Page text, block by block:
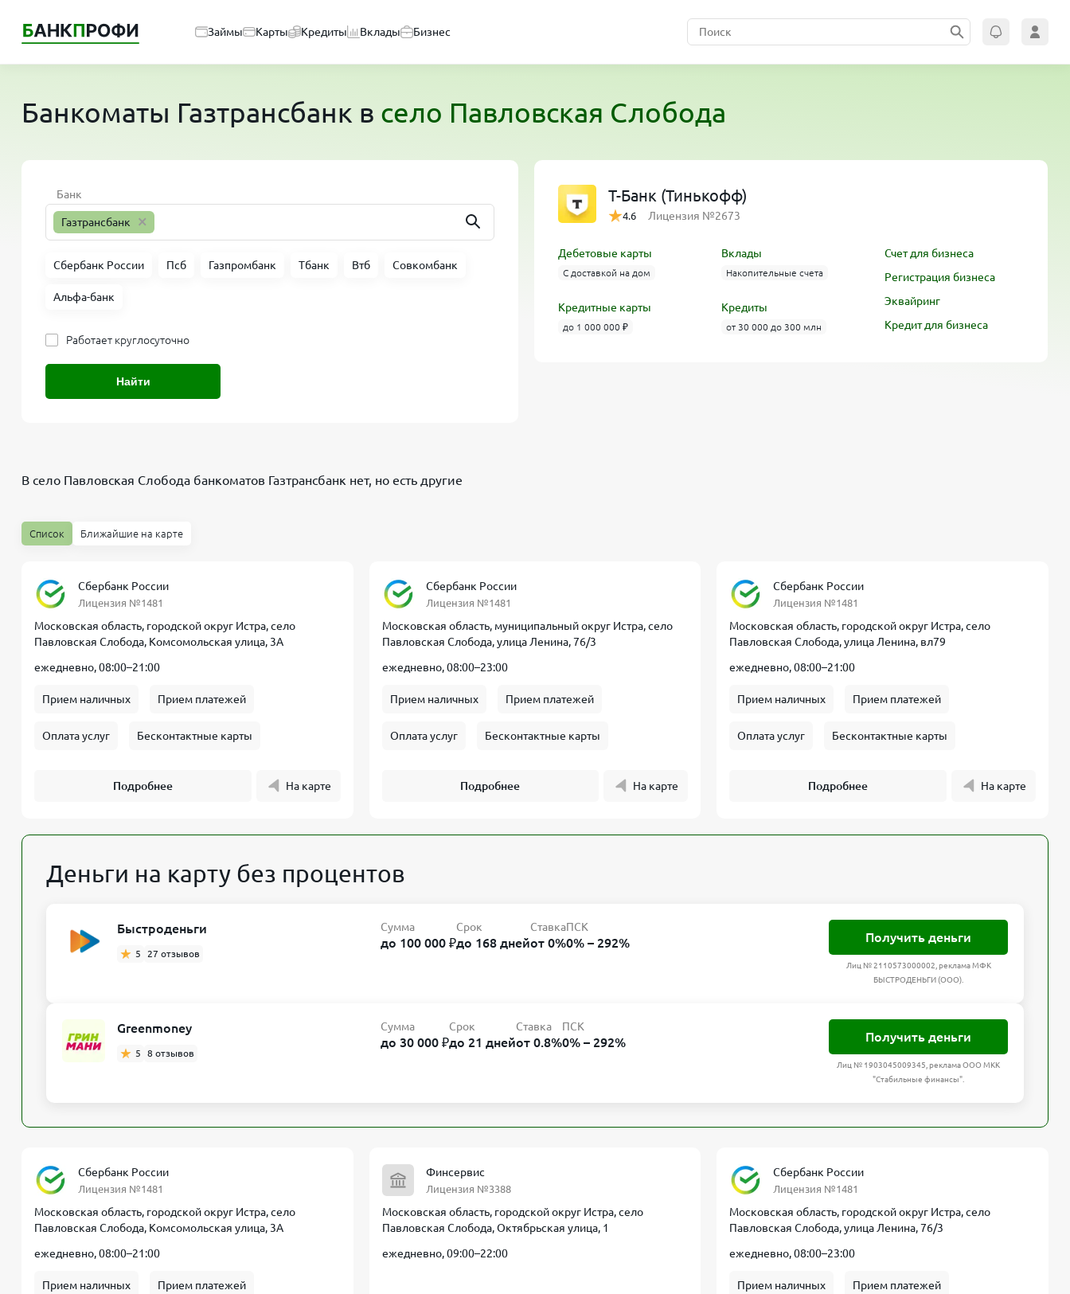
Займы Карты Кредиты Вклады Бизнес
Банкоматы Газтрансбанк в село Павловская Слобода
Банк
Газтрансбанк ×
Сбербанк России Псб Газпромбанк Тбанк Втб Совкомбанк
Альфа-банк
Работает круглосуточно
Найти
Т-Банк (Тинькофф)
4.6 Лицензия №2673
Дебетовые карты
С доставкой на дом
Кредитные карты
до 1 000 000 ₽
Вклады
Накопительные счета
Кредиты
от 30 000 до 300 млн
Счет для бизнеса
Регистрация бизнеса
Эквайринг
Кредит для бизнеса
В село Павловская Слобода банкоматов Газтрансбанк нет, но есть другие
Список Ближайшие на карте
Сбербанк России
Лицензия №1481
Московская область, городской округ Истра, село
Павловская Слобода, Комсомольская улица, 3А
ежедневно, 08:00–21:00
Прием наличных Прием платежей
Оплата услуг Бесконтактные карты
Подробнее На карте
Сбербанк России
Лицензия №1481
Московская область, муниципальный округ Истра, село
Павловская Слобода, улица Ленина, 76/3
ежедневно, 08:00–23:00
Прием наличных Прием платежей
Оплата услуг Бесконтактные карты
Подробнее На карте
Сбербанк России
Лицензия №1481
Московская область, городской округ Истра, село
Павловская Слобода, улица Ленина, вл79
ежедневно, 08:00–21:00
Прием наличных Прием платежей
Оплата услуг Бесконтактные карты
Подробнее На карте
Деньги на карту без процентов
Быстроденьги
5 27 отзывов
Сумма
до 100 000 ₽
Срок
до 168 дней
Ставка
от 0%
ПСК
0% – 292% Получить деньги
Лиц № 2110573000002, реклама МФК
БЫСТРОДЕНЬГИ (ООО).
Greenmoney
5 8 отзывов
Сумма
до 30 000 ₽
Срок
до 21 дней
Ставка
от 0.8%
ПСК
0% – 292% Получить деньги
Лиц № 1903045009345, реклама ООО МКК
"Стабильные финансы".
Сбербанк России
Лицензия №1481
Московская область, городской округ Истра, село
Павловская Слобода, Комсомольская улица, 3А
ежедневно, 08:00–21:00
Прием наличных Прием платежей
Финсервис
Лицензия №3388
Московская область, городской округ Истра, село
Павловская Слобода, Октябрьская улица, 1
ежедневно, 09:00–22:00
Сбербанк России
Лицензия №1481
Московская область, городской округ Истра, село
Павловская Слобода, улица Ленина, 76/3
ежедневно, 08:00–23:00
Прием наличных Прием платежей